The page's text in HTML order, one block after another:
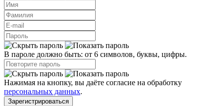
В пароле должно быть: от 6 символов, буквы, цифры.
Нажимая на кнопку, вы даёте согласие на обработку
персональных данных.
Зарегистрироваться